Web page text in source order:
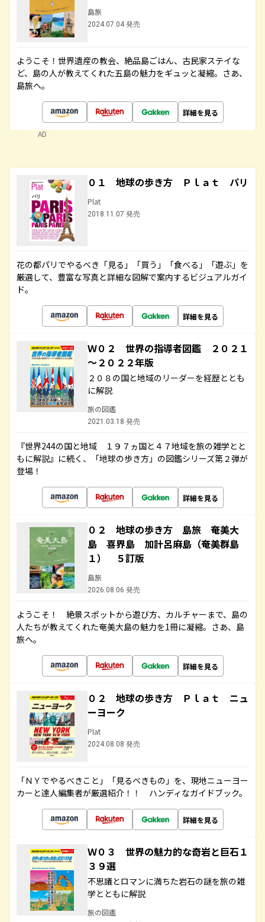
島旅
2024.07.04 発売
ようこそ！世界遺産の教会、絶品島ごはん、古民家ステイな
ど、島の人が教えてくれた五島の魅力をギュッと凝縮。さあ、
島旅へ。
詳細を見る
AD
０１ 地球の歩き方 Ｐｌａｔ パリ
Plat
2018.11.07 発売
花の都パリでやるべき「見る」「買う」「食べる」「遊ぶ」を
厳選して、豊富な写真と詳細な図解で案内するビジュアルガイ
ド。
詳細を見る
Ｗ０２ 世界の指導者図鑑 ２０２１
～２０２２年版
２０８の国と地域のリーダーを経歴ととも
に解説
旅の図鑑
2021.03.18 発売
『世界244の国と地域 １９７ヵ国と４７地域を旅の雑学とと
もに解説』に続く、「地球の歩き方」の図鑑シリーズ第２弾が
登場！
詳細を見る
０２ 地球の歩き方 島旅 奄美大
島 喜界島 加計呂麻島（奄美群島
１） ５訂版
島旅
2026.08.06 発売
ようこそ！ 絶景スポットから遊び方、カルチャーまで、島の
人たちが教えてくれた奄美大島の魅力を1冊に凝縮。さあ、島
旅へ。
詳細を見る
０２ 地球の歩き方 Ｐｌａｔ ニュ
ーヨーク
Plat
2024.08.08 発売
「ＮＹでやるべきこと」「見るべきもの」を、現地ニューヨー
カーと達人編集者が厳選紹介！！ ハンディなガイドブック。
詳細を見る
Ｗ０３ 世界の魅力的な奇岩と巨石１
３９選
不思議とロマンに満ちた岩石の謎を旅の雑
学とともに解説
旅の図鑑